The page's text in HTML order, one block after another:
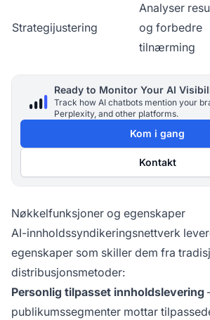
Strategijustering
Analyser
og forbedre
tilnærming
Ready to Monitor Your AI
Track how AI chatbots mention your
Perplexity, and other platforms.
Kom i gang
Kontakt
Nøkkelfunksjoner og egenskaper
AI-innholdssyndikeringsnettverk
egenskaper som skiller dem fra
distribusjonsmetoder:
Personlig tilpasset innholdslevering
publikumssegmenter mottar